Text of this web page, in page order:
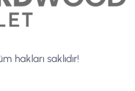
hakları saklıdır!